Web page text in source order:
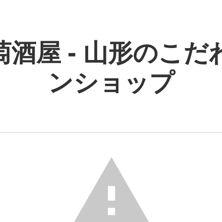
酒屋 - 山形のこだ
ンショップ